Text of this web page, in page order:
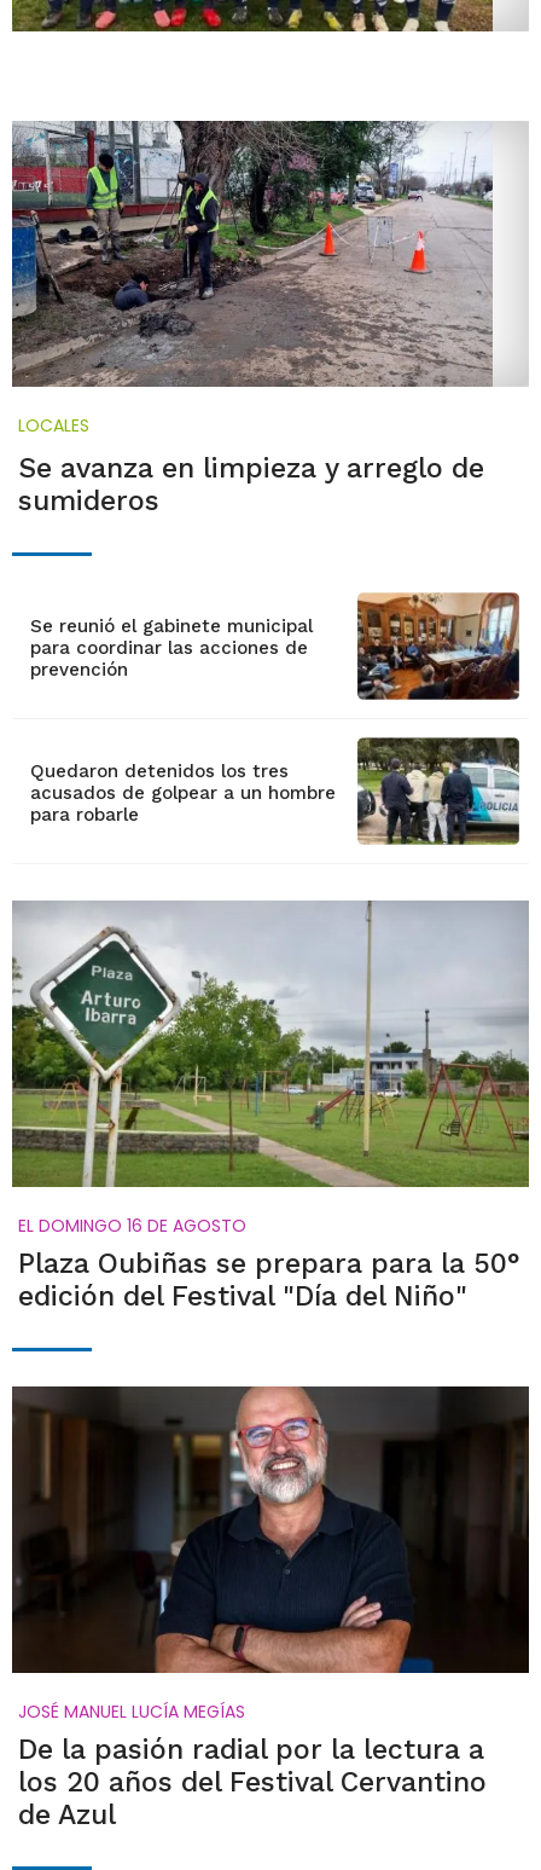
LOCALES
Se avanza en limpieza y arreglo de
sumideros
Se reunió el gabinete municipal
para coordinar las acciones de
prevención
Quedaron detenidos los tres
acusados de golpear a un hombre
para robarle
EL DOMINGO 16 DE AGOSTO
Plaza Oubiñas se prepara para la 50°
edición del Festival "Día del Niño"
JOSÉ MANUEL LUCÍA MEGÍAS
De la pasión radial por la lectura a
los 20 años del Festival Cervantino
de Azul